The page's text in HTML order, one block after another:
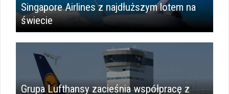
Singapore Airlines z najdłuższym lotem na
świecie
Grupa Lufthansy zacieśnia współpracę z